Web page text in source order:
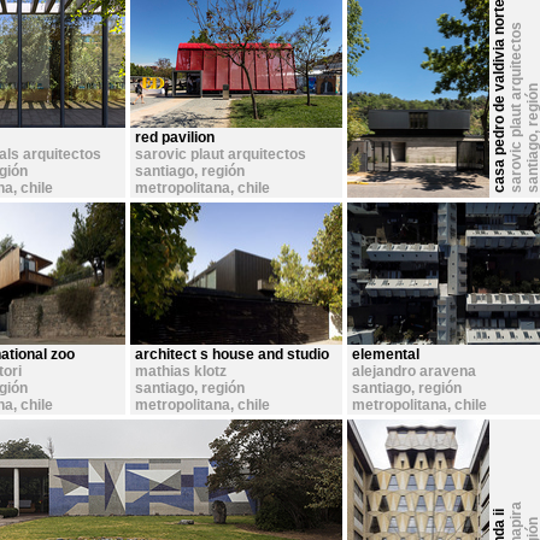
arquitectos
, chile
red pavilion
sarovic plaut arquitectos
santiago, región
metropolitana, chile casa pedro de valdivia nortesarovic plaut arquitectoss
a
n
t
i
a
g
o
,
r
e
g
ó
n
m
e
t
r
o
p
o
l
i
t
a
n
zoo
, chile
architect s house and studio
mathias klotz
santiago, región
metropolitana, chile
elemental
alejandro aravena
santiago, región
metropolitana, chile